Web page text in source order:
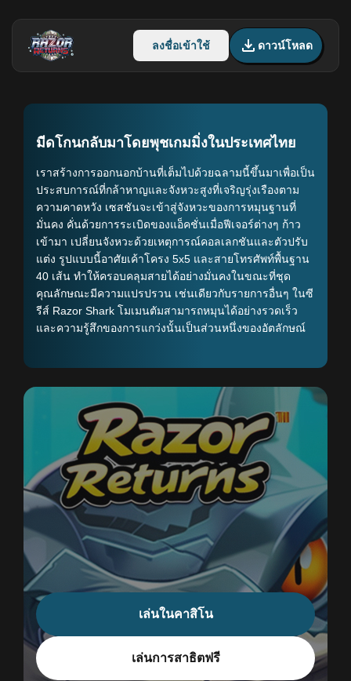
ลงชื่อเข้าใช้ ดาวน์โหลด
มีดโกนกลับมาโดยพุชเกมมิ่งในประเทศไทย
เราสร้างการออกนอกบ้านที่เต็มไปด้วยฉลามนี้ขึ้นมาเพื่อเป็น
ประสบการณ์ที่กล้าหาญและจังหวะสูงที่เจริญรุ่งเรืองตาม
ความคาดหวัง เซสชันจะเข้าสู่จังหวะของการหมุนฐานที่
มั่นคง คั่นด้วยการระเบิดของแอ็คชั่นเมื่อฟีเจอร์ต่างๆ ก้าว
เข้ามา เปลี่ยนจังหวะด้วยเหตุการณ์คอลเลกชันและตัวปรับ
แต่ง รูปแบบนี้อาศัยเค้าโครง 5x5 และสายโทรศัพท์พื้นฐาน
40 เส้น ทําให้ครอบคลุมสายได้อย่างมั่นคงในขณะที่ชุด
คุณลักษณะมีความแปรปรวน เช่นเดียวกับรายการอื่นๆ ในซี
รีส์ Razor Shark โมเมนตัมสามารถหมุนได้อย่างรวดเร็ว
และความรู้สึกของการแกว่งนั้นเป็นส่วนหนึ่งของอัตลักษณ์
เล่นในคาสิโน
เล่นการสาธิตฟรี